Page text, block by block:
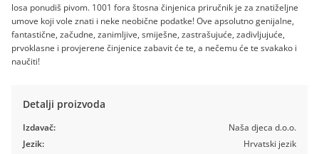
losa ponudiš pivom. 1001 fora štosna činjenica priručnik je za znatiželjne
umove koji vole znati i neke neobične podatke! Ove apsolutno genijalne,
fantastične, začudne, zanimljive, smiješne, zastrašujuće, zadivljujuće,
prvoklasne i provjerene činjenice zabavit će te, a nečemu će te svakako i
naučiti!
Detalji proizvoda
Izdavač:
Jezik:
Naša djeca d.o.o.
Hrvatski jezik